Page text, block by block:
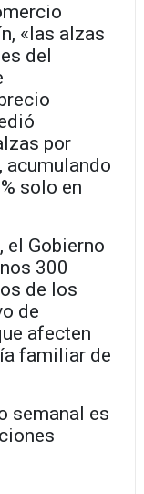
«las alzas
del
por
acumulando
solo en
el Gobierno
300
de los
de
afecten
familiar de
semanal es